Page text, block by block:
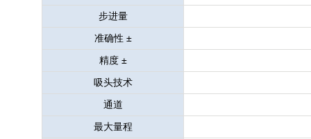
步进量
准确性 ±
精度 ±
吸头技术
通道
最大量程